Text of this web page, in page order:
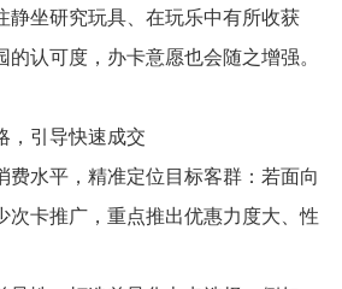
静坐研究玩具、在玩乐中有所收获
的认可度，办卡意愿也会随之增强。
，引导快速成交
费水平，精准定位目标客群：若面向
次卡推广，重点推出优惠力度大、性